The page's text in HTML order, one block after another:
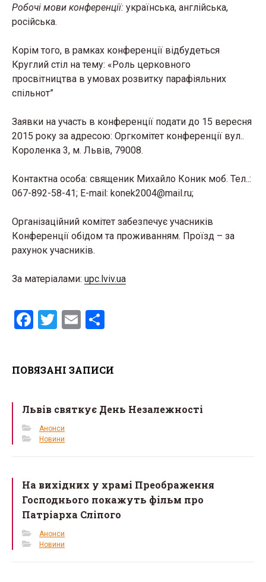
Робочі мови конференції: українська, англійська,
російська.
Корім того, в рамках конференції відбудеться
Круглий стіл на тему: «Роль церковного
просвітництва в умовах розвитку парафіяльних
спільнот”
Заявки на участь в конференції подати до 15 вересня
2015 року за адресою: Оргкомітет конференції вул..
Короленка 3, м. Львів, 79008.
Контактна особа: священик Михайло Коник моб. Тел..:
067-892-58-41; E-mail: konek2004@mail.ru;
Організаційний комітет забезпечує учасників
Конференції обідом та проживанням. Проїзд – за
рахунок учасників.
За матеріалами: upc.lviv.ua
F
b
o
k
T
er
E
e
ПОВЯЗАНІ ЗАПИСИ
Львів святкує День Незалежності
Анонси
Новини
На вихідних у храмі Преображення
Господнього покажуть фільм про
Патріарха Сліпого
Анонси
Новини